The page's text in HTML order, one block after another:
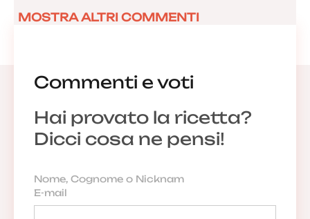
Commenti e voti
Hai provato la ricetta?
Dicci cosa ne pensi!
MOSTRA ALTRI COMMENTI